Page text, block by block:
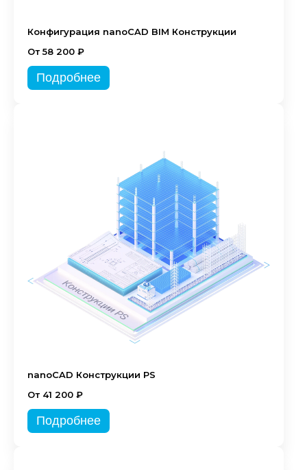
Конфигурация nanoCAD BIM Конструкции
От 58 200 ₽
Подробнее
nanoCAD Конструкции PS
От 41 200 ₽
Подробнее